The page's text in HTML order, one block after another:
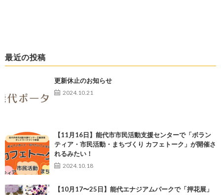
最近の投稿
更新休止のお知らせ
2024.10.21
【11月16日】能代市市民活動支援センターで「ボラン
ティア・市民活動・まちづくり カフェトーク」が開催さ
れるみたい！
2024.10.18
【10月17〜25日】能代エナジアムパークで「押花展」